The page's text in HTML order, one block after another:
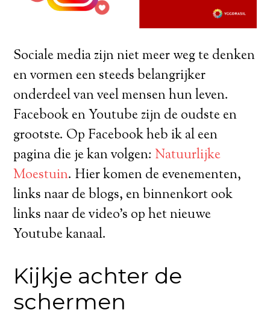
Sociale media zijn niet meer weg te denken
en vormen een steeds belangrijker
onderdeel van veel mensen hun leven.
Facebook en Youtube zijn de oudste en
grootste. Op Facebook heb ik al een
pagina die je kan volgen:Natuurlijke
Moestuin. Hier komen de evenementen,
links naar de blogs, en binnenkort ook
links naar de video’s op het nieuwe
Youtube kanaal.
Kijkje achter de
schermen